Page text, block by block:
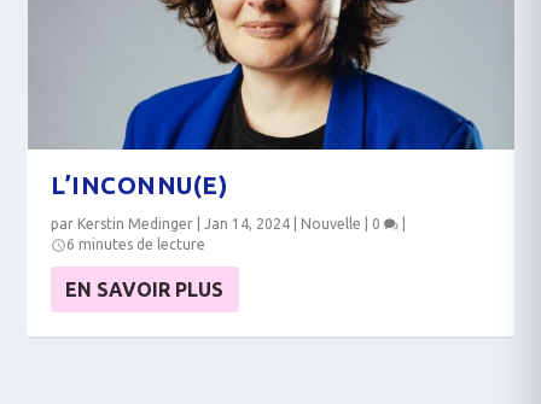
L’INCONNU(E)
par Kerstin Medinger |Jan 14, 2024 Nouvelle 0
6 minutes de lecture
EN SAVOIR PLUS